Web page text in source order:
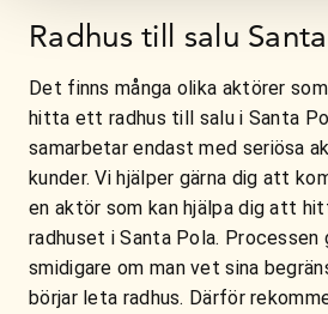
Radhus till salu
Det finns många olika aktörer
hitta ett radhus till salu i Santa
samarbetar endast med seriösa
kunder. Vi hjälper gärna dig att
en aktör som kan hjälpa dig att
radhuset i Santa Pola. Processen
smidigare om man vet sina
börjar leta radhus. Därför